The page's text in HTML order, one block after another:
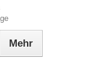
Mehr